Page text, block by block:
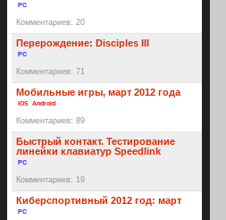
PC
Комментариев: 20
Перерождение: Disciples III
PC
Комментариев: 71
Мобильные игры, март 2012 года
iOS Android
Комментариев: 89
Быстрый контакт. Тестирование
линейки клавиатур Speedlink
PC
Комментариев: 19
Киберспортивный 2012 год: март
PC